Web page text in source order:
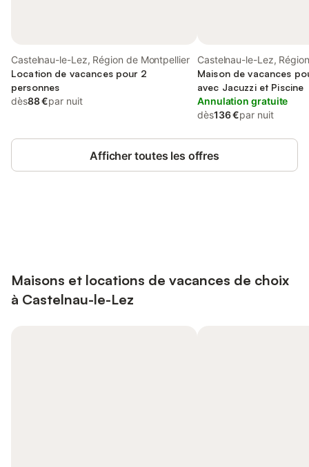
Castelnau-le-Lez, Région de Montpellier
Location de vacances pour 2
personnes
dès88 €par nuit
Castelnau-le-Lez,
Montpellier
Maison de vacances
avec Jacuzzi et Piscine
Annulation gratuite
dès136 €par nuit
Afficher toutes les offres
Maisons et locations de vacances de choix
à Castelnau-le-Lez